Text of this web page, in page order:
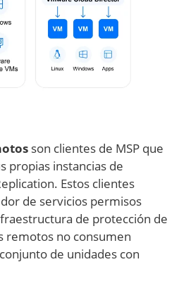
son clientes de MSP que
propias instancias de
Estos clientes
de servicios permisos
de protección de
remotos no consumen
de unidades con